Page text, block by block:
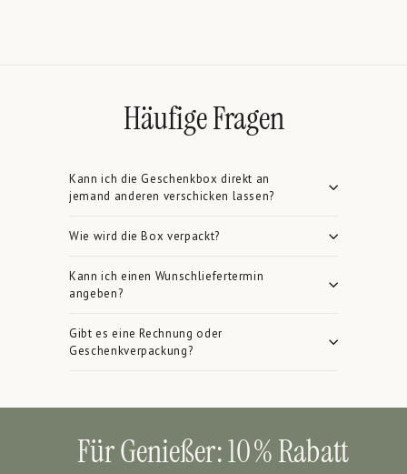
Häufige Fragen
Kann ich die Geschenkbox direkt an
jemand anderen verschicken lassen?
Wie wird die Box verpackt?
Kann ich einen Wunschliefertermin
angeben?
Gibt es eine Rechnung oder
Geschenkverpackung?
Für Genießer: 10 % Rabatt